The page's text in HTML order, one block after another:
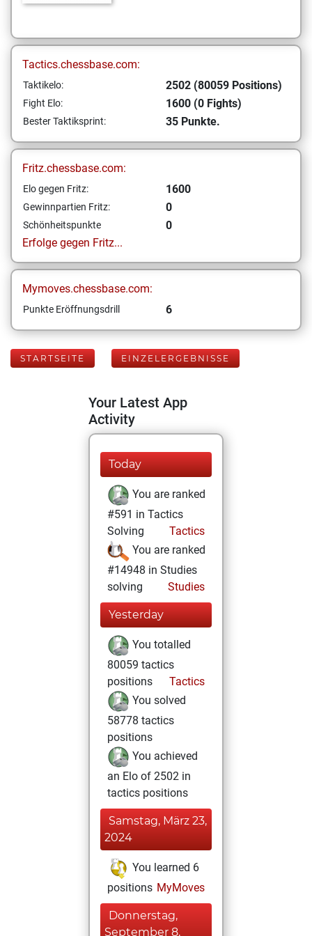
Tactics.chessbase.com:
Taktikelo: 2502 (80059 Positions)
Fight Elo: 1600 (0 Fights)
Bester Taktiksprint: 35 Punkte.
Fritz.chessbase.com:
Elo gegen Fritz: 1600
Gewinnpartien Fritz: 0
Schönheitspunkte
0
Erfolge gegen Fritz...
Mymoves.chessbase.com:
Punkte Eröffnungsdrill 6
STARTSEITE EINZELERGEBNISSE
Your Latest App
Activity
Today
You are ranked
#591 in Tactics
Solving
Tactics
You are ranked
#14948 in Studies
solving
Studies
Yesterday
You totalled
80059 tactics
positions
Tactics
You solved
58778 tactics
positions
You achieved
an Elo of 2502 in
tactics positions
Samstag, März 23,
2024
You learned 6
positions MyMoves
Donnerstag,
September 8,